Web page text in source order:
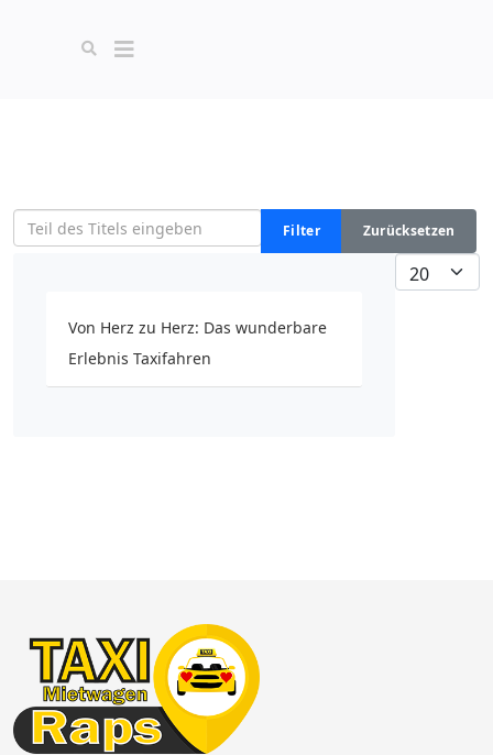
Teil des Titels eingeben
Filter Zurücksetzen
Anzeige #
Von Herz zu Herz: Das wunderbare
Erlebnis Taxifahren